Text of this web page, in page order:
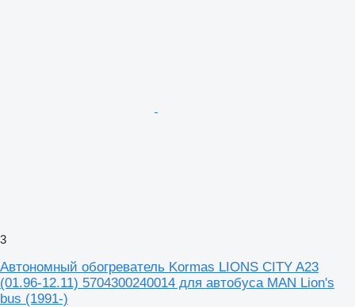
3
Автономный обогреватель Kormas LIONS CITY A23
(01.96-12.11) 5704300240014 для автобуса MAN Lion's
bus (1991-)